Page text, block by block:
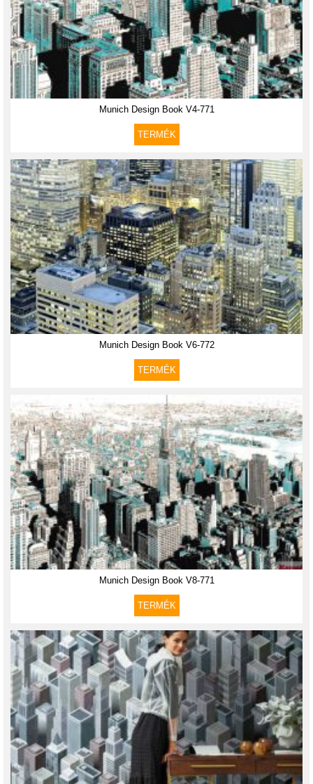
Munich Design Book V4-771
TERMÉK
Munich Design Book V6-772
TERMÉK
Munich Design Book V8-771
TERMÉK